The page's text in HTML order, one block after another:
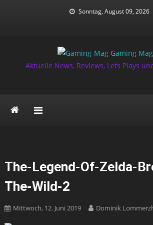
Sonntag, August 09, 2026
Aktuelle News, Reviews, Lets Plays
The-Legend-Of-Zelda-
The-Wild-2
Mittwoch, 12. Juni 2019 Dominik